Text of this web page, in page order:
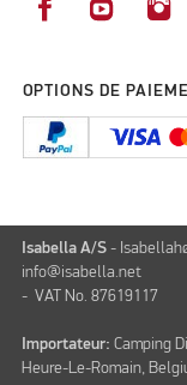
OPTIONS DE
Isabella A/S -
info@isabella.net
- VAT No. 87619117
Importateur: Camping
Heure-Le-Romain,